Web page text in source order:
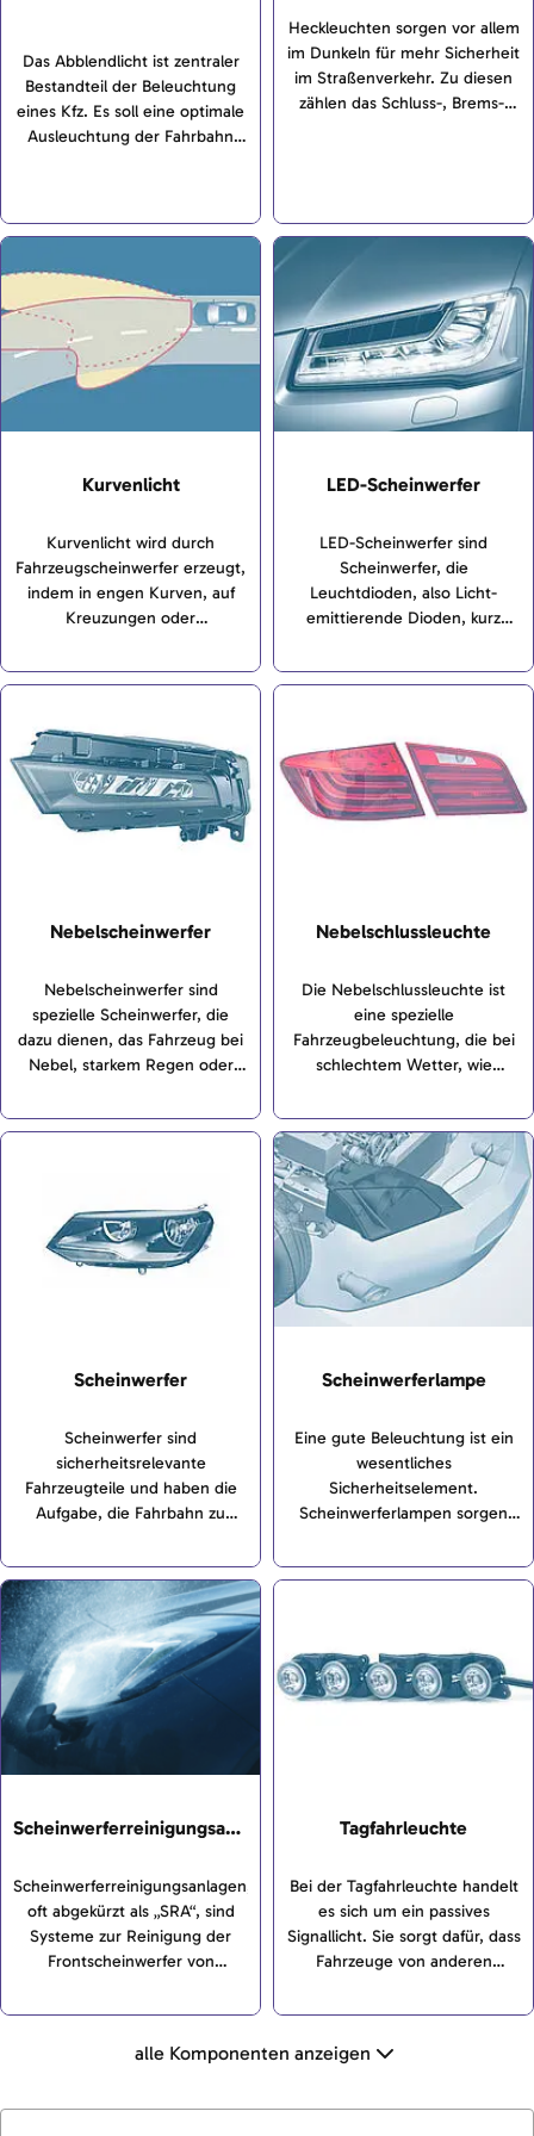
Das Abblendlicht ist zentraler
Bestandteil der Beleuchtung
eines Kfz. Es soll eine optimale
Ausleuchtung der Fahrbahn
Fernlicht ist eine gesetzlich
ist in den meisten Fällen in den
Frontscheinwerfern verbaut.
Heckleuchten sorgen vor allem
im Dunkeln für mehr Sicherheit
im Straßenverkehr. Zu diesen
zählen das Schluss-, Brems-,
Kurvenlicht
Kurvenlicht wird durch
Fahrzeugscheinwerfer erzeugt,
indem in engen Kurven, auf
Kreuzungen oder
Beleuchtung eingeschaltet
LED-Scheinwerfer
LED-Scheinwerfer sind
Scheinwerfer, die
Leuchtdioden, also Licht-
emittierende Dioden, kurz
nutzen.
Nebelscheinwerfer
Nebelscheinwerfer sind
spezielle Scheinwerfer, die
dazu dienen, das Fahrzeug bei
Nebel, starkem Regen oder
machen und die Sicht des
Fahrzeug ausleuchten, ohne
das Licht zu stark zu streuen,
was besonders bei widrigen
Nebelschlussleuchte
Die Nebelschlussleuchte ist
eine spezielle
Fahrzeugbeleuchtung, die bei
schlechtem Wetter, wie
eingesetzt wird. Sie sorgt für
eine bessere Sichtbarkeit des
Fahrzeugs für andere
Verkehrsteilnehmer und hilft
dem Fahrer, andere Fahrzeuge
zu erkennen.
Scheinwerfer
Scheinwerfer sind
sicherheitsrelevante
Fahrzeugteile und haben die
Aufgabe, die Fahrbahn zu
Fahrzeugen kommen Halogen-,
Xenon- oder Voll-LED-
Scheinwerfer zum Einsatz.
Scheinwerferlampe
Eine gute Beleuchtung ist ein
wesentliches
Sicherheitselement.
Scheinwerferlampen sorgen
ausreichend hell beleuchtet
Scheinwerferreinigungsanlage
Scheinwerferreinigungsanlagen,
oft abgekürzt als „SRA“, sind
Systeme zur Reinigung der
Frontscheinwerfer von
verbessern die Sicht bei
Blenden des Gegenverkehrs
Scheinwerferreinigungsanlagen
Tagfahrleuchte
Bei der Tagfahrleuchte handelt
es sich um ein passives
Signallicht. Sie sorgt dafür, dass
Fahrzeuge von anderen
Straßenverkehr frühzeitig
gesehen werden.
alle Komponenten anzeigen